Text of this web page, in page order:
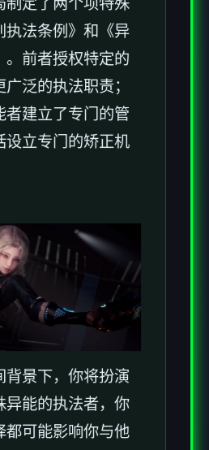
执法条例》和《异
。前者授权特定的
泛的执法职责；
者建立了专门的管
设立专门的矫正机
背景下，你将扮演
异能的执法者，你
都可能影响你与他